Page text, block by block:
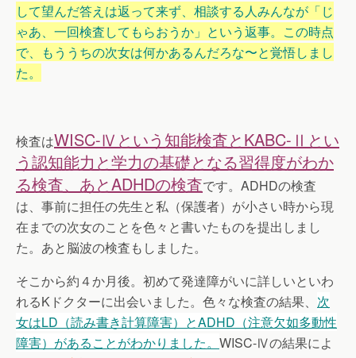
して望んだ答えは返って来ず、相談する人みんなが「じ
ゃあ、一回検査してもらおうか」という返事。この時点
で、もううちの次女は何かあるんだろな〜と覚悟しまし
た。
検査はWISC-Ⅳという知能検査とKABC-Ⅱとい
う認知能力と学力の基礎となる習得度がわか
る検査、あとADHDの検査です。ADHDの検査
は、事前に担任の先生と私（保護者）が小さい時から現
在までの次女のことを色々と書いたものを提出しまし
た。あと脳波の検査もしました。
そこから約４か月後。初めて発達障がいに詳しいといわ
れるKドクターに出会いました。色々な検査の結果、 次
女はLD（読み書き計算障害）とADHD（注意欠如多動性
障害）があることがわかりました。 WISC-Ⅳの結果によ